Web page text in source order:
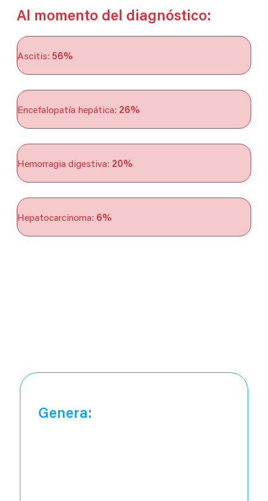
Al momento del diagnóstico:
Ascitis: 56%
Encefalopatía hepática: 26%
Hemorragia digestiva: 20%
Hepatocarcinoma: 6%
Genera: